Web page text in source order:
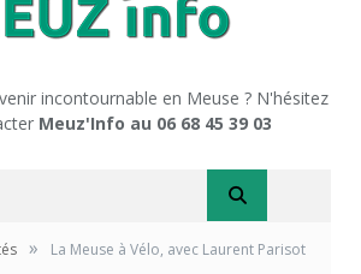
incontournable en Meuse ? N'hésitez
Meuz'Info au 06 68 45 39 03
» La Meuse à Vélo, avec Laurent Parisot